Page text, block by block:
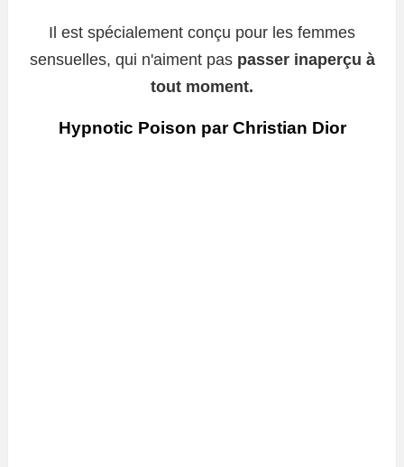
Il est spécialement conçu pour les femmes
sensuelles, qui n'aiment pas passer inaperçu à
tout moment.
Hypnotic Poison par Christian Dior